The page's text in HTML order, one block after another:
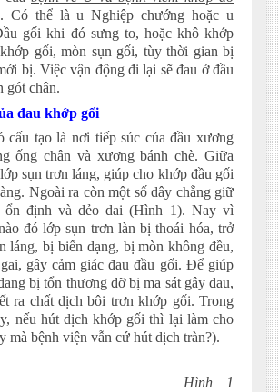
. Có thể là u Nghiệp chướng hoặc u
gối khi đó sưng to, hoặc khô khớp
gối, mòn sụn gối, tùy thời gian bị
bị. Việc vận động đi lại sẽ đau ở đầu
gót chân.
đau khớp gối
tạo là nơi tiếp súc của đầu xương
ống chân và xương bánh chè. Giữa
sụn trơn láng, giúp cho khớp đầu gối
Ngoài ra còn một số dây chằng giữ
ổn định và dẻo dai (Hình 1). Nay vì
đó lớp sụn trơn làn bị thoái hóa, trở
láng, bị biến dạng, bị mòn không đều,
gây cảm giác đau đầu gối. Để giúp
bị tổn thương đỡ bị ma sát gây đau,
ra chất dịch bôi trơn khớp gối. Trong
nếu hút dịch khớp gối thì lại làm cho
mà bệnh viện vẫn cứ hút dịch tràn?).
1